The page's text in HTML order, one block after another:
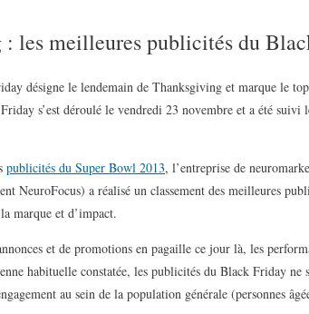
les meilleures publicités du
désigne le lendemain de Thanksgiving et marque le
s’est déroulé le vendredi 23 novembre et a été
publicités du Super Bowl 2013, l’entreprise de
NeuroFocus) a réalisé un classement des meilleures
marque et d’impact.
et de promotions en pagaille ce jour là, les
habituelle constatée, les publicités du Black Friday ne
au sein de la population générale (personnes